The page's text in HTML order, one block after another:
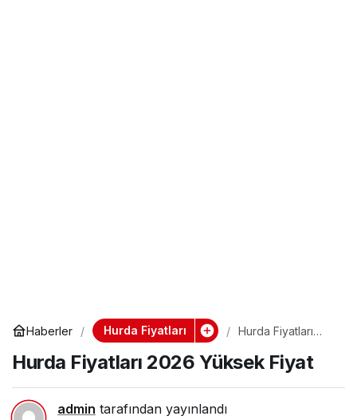
Haberler Hurda Fiyatları
Hurda Fiyatları
Hurda Fiyatları 2026 Yüksek Fiyat
admin tarafından yayınlandı